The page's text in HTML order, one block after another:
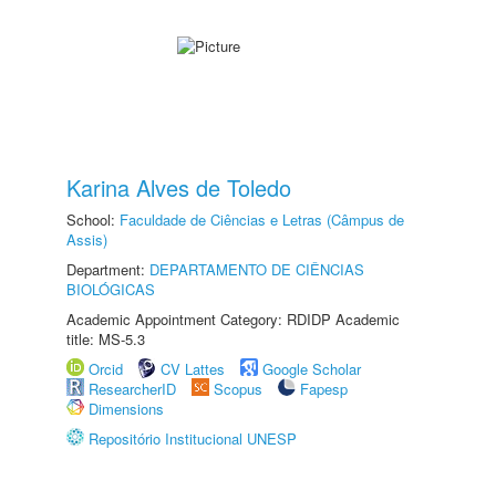
Karina Alves de Toledo
School: Faculdade de Ciências e Letras (Câmpus de
Assis)
Department: DEPARTAMENTO DE CIÊNCIAS
BIOLÓGICAS
Academic Appointment Category: RDIDP Academic
title: MS-5.3
Orcid
CV Lattes
Google Scholar
ResearcherID
Scopus
Fapesp
Dimensions
Repositório Institucional UNESP